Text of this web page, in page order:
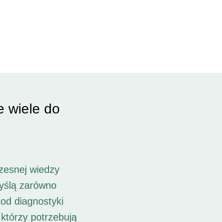
wiele do
wiedzy
zarówno
diagnostyki
potrzebują